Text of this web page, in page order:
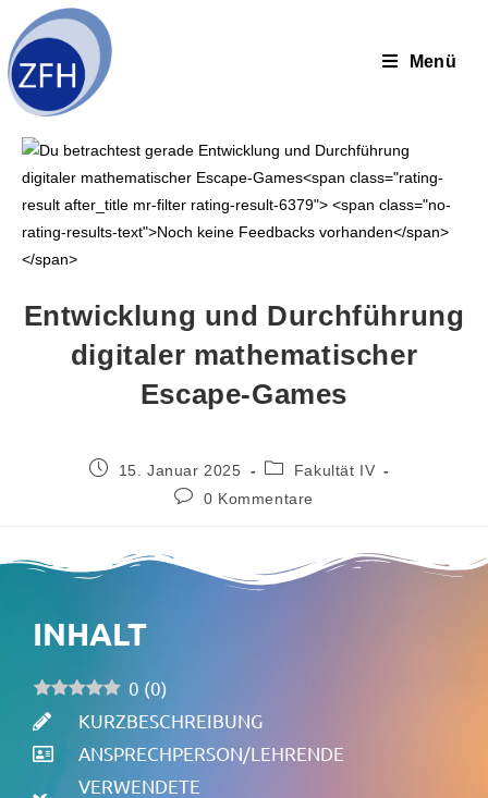
Menü
Entwicklung und Durchführung
digitaler mathematischer
Escape-Games
15. Januar 2025
Fakultät IV
0 Kommentare
INHALT
0 (0)
KURZBESCHREIBUNG
ANSPRECHPERSON/LEHRENDE
VERWENDETE